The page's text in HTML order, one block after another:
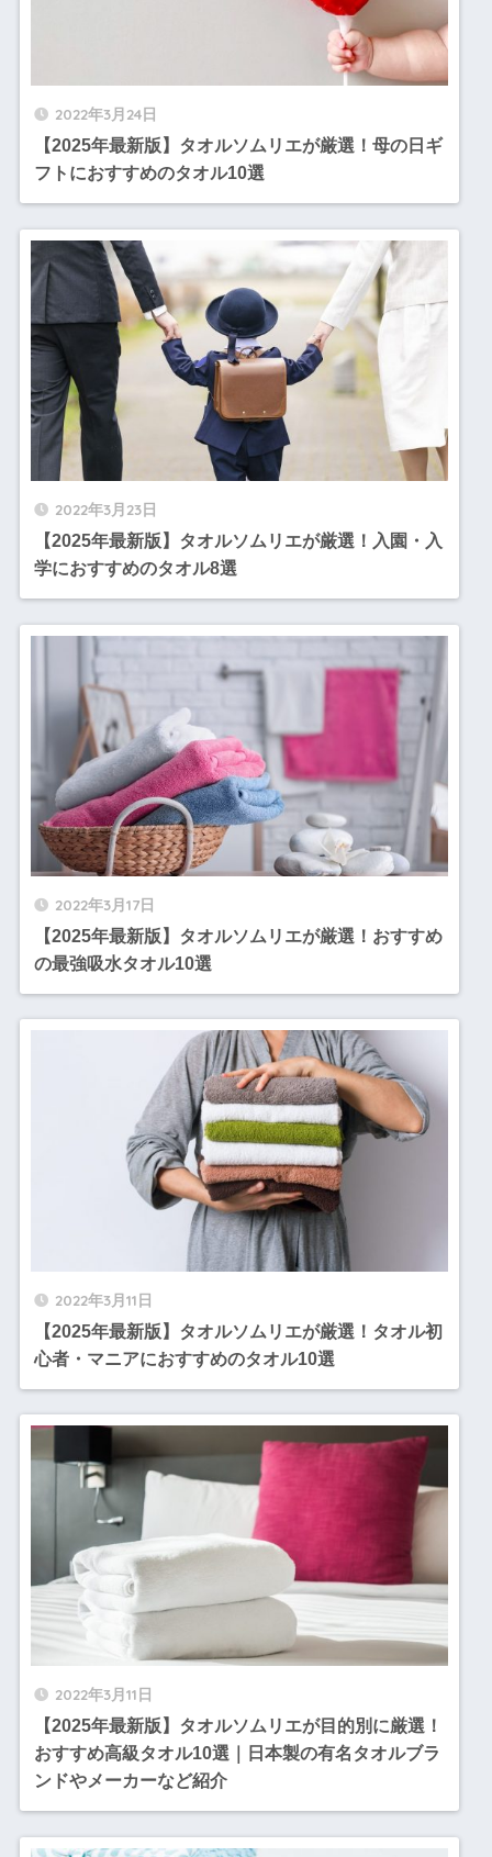
2022年3月24日
【2025年最新版】タオルソムリエが厳選！母の日ギ
フトにおすすめのタオル10選
2022年3月23日
【2025年最新版】タオルソムリエが厳選！入園・入
学におすすめのタオル8選
2022年3月17日
【2025年最新版】タオルソムリエが厳選！おすすめ
の最強吸水タオル10選
2022年3月11日
【2025年最新版】タオルソムリエが厳選！タオル初
心者・マニアにおすすめのタオル10選
2022年3月11日
【2025年最新版】タオルソムリエが目的別に厳選！
おすすめ高級タオル10選｜日本製の有名タオルブラ
ンドやメーカーなど紹介